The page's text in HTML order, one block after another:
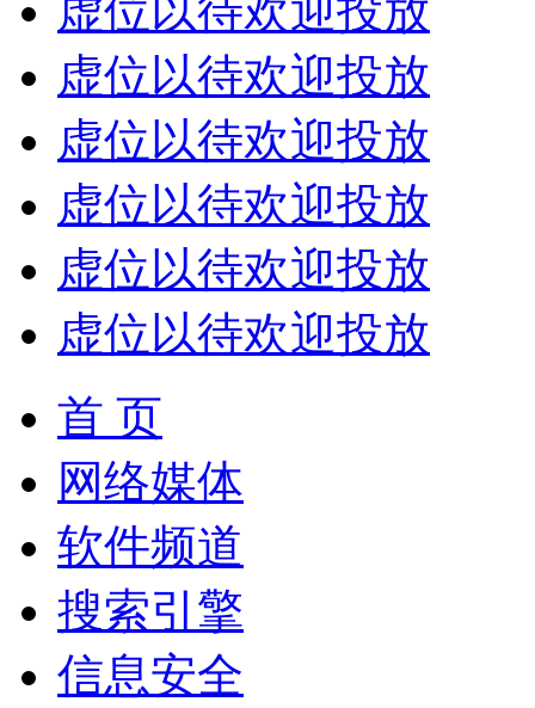
虚位以待欢迎投放
虚位以待欢迎投放
虚位以待欢迎投放
虚位以待欢迎投放
虚位以待欢迎投放
虚位以待欢迎投放
首 页
网络媒体
软件频道
搜索引擎
信息安全